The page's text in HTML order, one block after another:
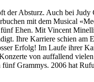
der Absturz. Auch bei
mit dem Musical
Ehen. Mit Vincent
Ihre Karriere schien am
Erfolg! Im Laufe ihrer
von auffallend
Grammys. 2006 hat